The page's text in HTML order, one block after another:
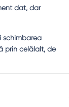
dat, dar
schimbarea
prin celălalt, de